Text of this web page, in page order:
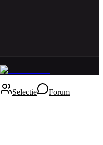
Selectie Forum